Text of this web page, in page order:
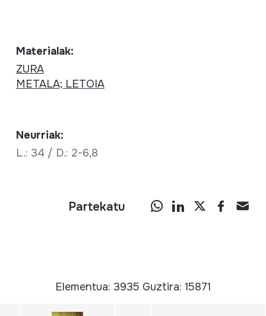
Materialak:
ZURA
METALA; LETOIA
Neurriak:
L.: 34 / D.: 2-6,8
Partekatu
Elementua: 3935 Guztira: 15871